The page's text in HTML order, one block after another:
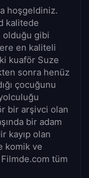
hoşgeldiniz.
kalitede
olduğu gibi
en kaliteli
kuaför Suze
sonra henüz
çocuğunu
bir arşivci olan
bir adam
kayıp olan
komik ve
tüm